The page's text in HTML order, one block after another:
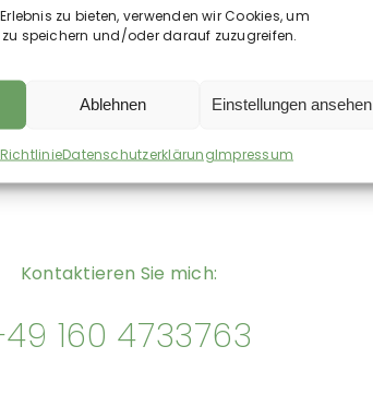
zu bieten, verwenden wir Cookies, um
speichern und/oder darauf zuzugreifen.
Ablehnen Einstellungen ansehen
DatenschutzerklärungImpressum
Kontaktieren Sie mich:
160 4733763